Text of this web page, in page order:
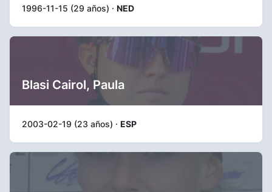
1996-11-15 (29 años) · NED
Blasi Cairol, Paula
2003-02-19 (23 años) · ESP